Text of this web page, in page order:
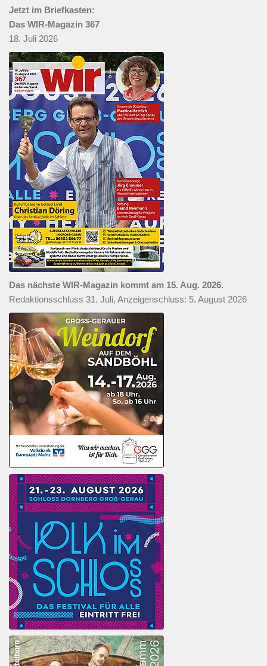
Jetzt im Briefkasten:
Das WIR-Magazin 367
18. Juli 2026
Das nächste WIR-Magazin kommt am 15. Aug. 2026.
Redaktionsschluss 31. Juli, Anzeigenschluss: 5. August 2026